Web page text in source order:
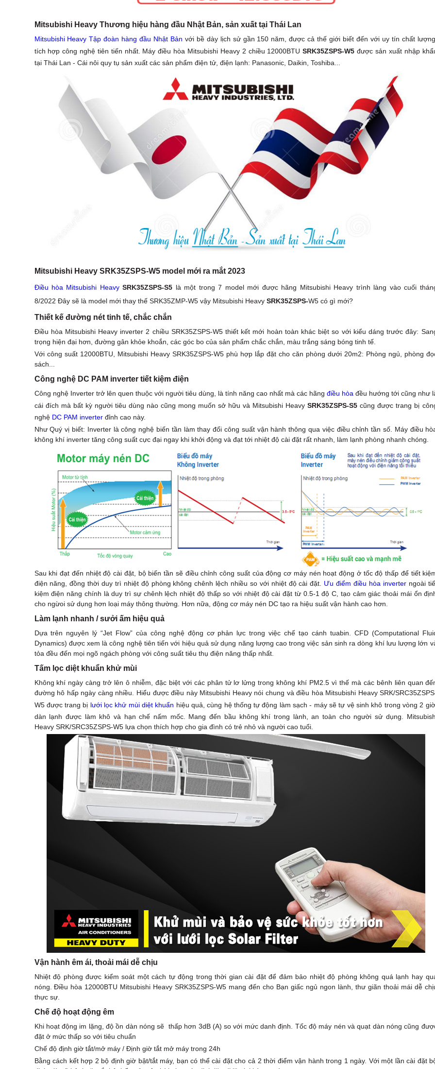
Mitsubishi Heavy Thương hiệu hàng đầu Nhật Bản, sản xuất tại Thái Lan
Mitsubishi Heavy Tập đoàn hàng đầu Nhật Bản với bề dày lịch sử gần 150 năm, được cả thế giới biết đến với uy tín chất lượng,
tích hợp công nghệ tiên tiến nhất. Máy điều hòa Mitsubishi Heavy 2 chiều 12000BTUSRK35ZSPS-W5được sản xuất nhập
tại Thái Lan - Cái nôi quy tụ sản xuất các sản phẩm điện tử, điện lạnh: Panasonic, Daikin, Toshiba...
Mitsubishi Heavy SRK35ZSPS-W5 model mới ra mắt 2023
Điều hòa Mitsubishi Heavy SRK35ZSPS-S5 là một trong 7 model mới được hãng Mitsubishi Heavy trình làng vào cuối
8/2022 Đây sẽ là model mới thay thế SRK35ZMP-W5 vậy Mitsubishi Heavy SRK35ZSPS-W5 có gì mới?
Thiết kế đường nét tinh tế, chắc chắn
Điều hòa Mitsubishi Heavy inverter 2 chiều SRK35ZSPS-W5 thiết kết mới hoàn toàn khác biệt so với kiểu dáng trước đây:
trọng hiện đại hơn, đường gân khỏe khoắn, các góc bo của sản phẩm chắc chắn, màu trắng sáng bóng tinh tế.
Với công suất 12000BTU, Mitsubishi Heavy SRK35ZSPS-W5 phù hợp lắp đặt cho căn phòng dưới 20m2: Phòng ngủ, phòng
sách...
Công nghệ DC PAM inverter tiết kiệm điện
Công nghệ Inverter trở lên quen thuộc với người tiêu dùng, là tính năng cao nhất mà các hãng điều hòađều hướng tới cũng như
cái đích mà bất kỳ người tiêu dùng nào cũng mong muốn sở hữu và Mitsubishi HeavySRK35ZSPS-S5cũng được trang bị
nghệ DC PAM inverterđỉnh cao này.
Như Quý vị biết: Inverter là công nghệ biến tần làm thay đổi công suất vận hành thông qua việc điều chỉnh tần số. Máy điều
không khí inverter tăng công suất cực đại ngay khi khởi động và đạt tới nhiệt độ cài đặt rất nhanh, làm lạnh phòng nhanh chóng.
Sau khi đạt đến nhiệt độ cài đặt, bộ biến tần sẽ điều chỉnh công suất của động cơ máy nén hoạt động ở tốc độ thấp để tiết
điện năng, đồng thời duy trì nhiệt độ phòng không chênh lệch nhiều so với nhiệt độ cài đặt. Ưu điểm điều hòa inverterngoài
kiệm điện năng chính là duy trì sự chênh lệch nhiệt độ thấp so với nhiệt độ cài đặt từ 0.5-1 độ C, tạo cảm giác thoải mái ổn
cho ngừoi sử dụng hơn loại máy thông thường. Hơn nữa, động cơ máy nén DC tạo ra hiệu suất vận hành cao hơn.
Làm lạnh nhanh / sưởi ấm hiệu quả
Dựa trên nguyên lý “Jet Flow” của công nghệ động cơ phản lực trong việc chế tạo cánh tuabin. CFD (Computational
Dynamics) được xem là công nghệ tiên tiến với hiệu quả sử dụng năng lượng cao trong việc sản sinh ra dòng khí lưu lượng lớn
tỏa đều đến mọi ngõ ngách phòng với công suất tiêu thụ điện năng thấp nhất.
Tấm lọc diệt khuẩn khử mùi
Không khí ngày càng trở lên ô nhiễm, đặc biệt với các phân tử lơ lửng trong không khí PM2.5 vì thế mà các bênh liên quan
đường hô hấp ngày càng nhiều. Hiểu được điều này Mitsubishi Heavy nói chung và điều hòa Mitsubishi Heavy SRK/
W5 được trang bị lưới lọc khử mùi diệt khuẩn hiệu quả, cùng hệ thống tự động làm sạch - máy sẽ tự vệ sinh khô trong vòng 2
dàn lạnh được làm khô và hạn chế nấm mốc. Mang đến bầu không khí trong lành, an toàn cho người sử dụng.
Heavy SRK/SRC35ZSPS-W5 lựa chọn thích hợp cho gia đình có trẻ nhỏ và người cao tuổi.
Vận hành êm ái, thoải mái dễ chịu
Nhiệt độ phòng được kiểm soát một cách tự động trong thời gian cài đặt để đảm bảo nhiệt độ phòng không quá lạnh hay
nóng. Điều hòa 12000BTU Mitsubishi Heavy SRK35ZSPS-W5 mang đến cho Bạn giấc ngủ ngon lành, thư giãn thoải mái dễ
thực sự.
Chế độ hoạt động êm
Khi hoạt động im lặng, độ ồn dàn nóng sẽ thấp hơn 3dB (A) so với mức danh định. Tốc độ máy nén và quạt dàn nóng cũng
đặt ở mức thấp so với tiêu chuẩn
Chế độ định giờ tắt/mở máy / Định giờ tắt mở máy trong 24h
Bằng cách kết hợp 2 bộ định giờ bật/tắt máy, bạn có thể cài đặt cho cả 2 thời điểm vận hành trong 1 ngày. Với một lần cài đặt